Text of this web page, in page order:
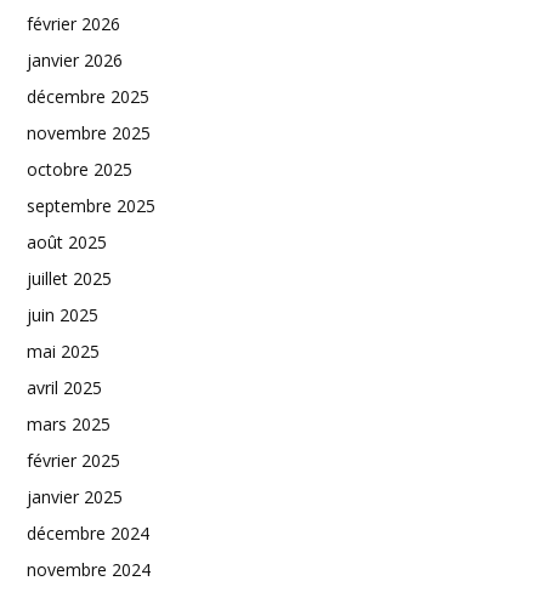
février 2026
janvier 2026
décembre 2025
novembre 2025
octobre 2025
septembre 2025
août 2025
juillet 2025
juin 2025
mai 2025
avril 2025
mars 2025
février 2025
janvier 2025
décembre 2024
novembre 2024